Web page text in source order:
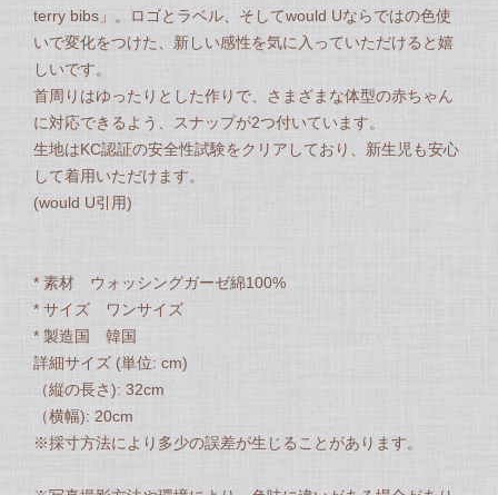
terry bibs」。ロゴとラベル、そしてwould Uならではの色使
いで変化をつけた、新しい感性を気に入っていただけると嬉
しいです。
首周りはゆったりとした作りで、さまざまな体型の赤ちゃん
に対応できるよう、スナップが2つ付いています。
生地はKC認証の安全性試験をクリアしており、新生児も安心
して着用いただけます。
(would U引用)
* 素材 ウォッシングガーゼ綿100%
* サイズ ワンサイズ
* 製造国 韓国
詳細サイズ (単位: cm)
（縦の長さ): 32cm
（横幅): 20cm
※採寸方法により多少の誤差が生じることがあります。